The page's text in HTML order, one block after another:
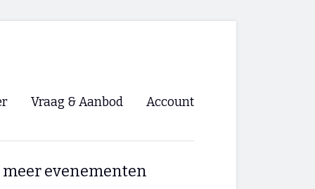
Vraag & Aanbod Account
Registreren
meer evenementen